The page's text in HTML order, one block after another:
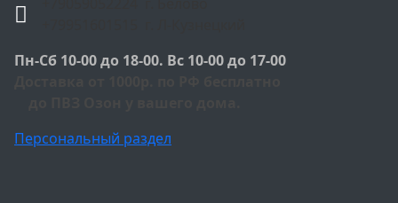
Пн-Сб 10-00 до 18-00. Вс 10-00 до 17-00
Персональный раздел